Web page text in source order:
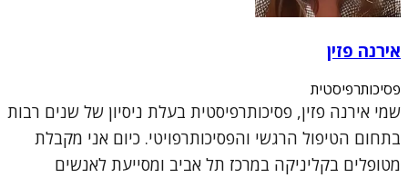
אירנה פזין
פסיכותרפיסטית
שמי אירנה פזין, פסיכותרפיסטית בעלת ניסיון של שנים רבות
בתחום הטיפול הרגשי והפסיכותרפויטי. כיום אני מקבלת
מטופלים בקליניקה במרכז תל אביב ומסייעת לאנשים